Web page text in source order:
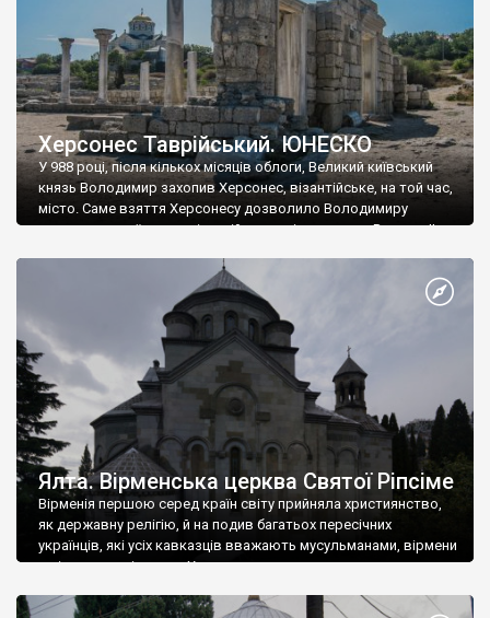
Херсонес Таврійський. ЮНЕСКО
У 988 році, після кількох місяців облоги, Великий київський
князь Володимир захопив Херсонес, візантійське, на той час,
місто. Саме взяття Херсонесу дозволило Володимиру
диктувати свої умови візантійському імператору Василю ІІ, та
Херсонесі Володимир-язичник, став Василем-християнином.
А потім було Хрещення Русі. На честь Херсонесу Таврійського
Ялта. Вірменська церква Святої Ріпсіме
Вірменія першою серед країн світу прийняла християнство,
як державну релігію, й на подив багатьох пересічних
українців, які усіх кавказців вважають мусульманами, вірмени
є відданими вірянами Христа